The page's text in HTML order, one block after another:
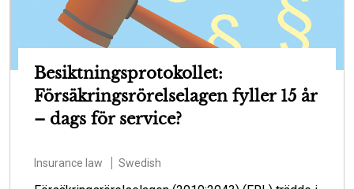
Besiktningsprotokollet:
Försäkringsrörelselagen fyller 15 år
– dags för service?
Insurance law Swedish